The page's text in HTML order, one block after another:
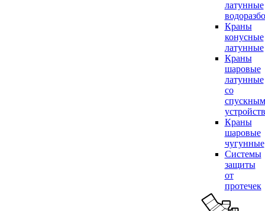
латунные
Краны
конусные
латунные
Краны
шаровые
латунные
со
спускным
Краны
шаровые
чугунные
Системы
защиты
от
протечек